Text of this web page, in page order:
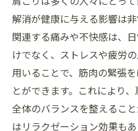
解消が健康に与える影響は
関連する痛みや不快感は、
けでなく、ストレスや疲労
用いることで、筋肉の緊張
とができます。これにより
全体のバランスを整えるこ
はリラクゼーション効果も